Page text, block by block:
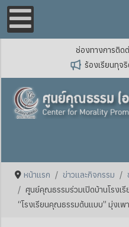
ช่องทางการติ
ร้องเรียนทุจ
หน้าแรก ข่าวและกิจกรรม
ศูนย์คุณธรรมร่วมเปิดบ้านโรงเ
“โรงเรียนคุณธรรมต้นแบบ” มุ่งเ